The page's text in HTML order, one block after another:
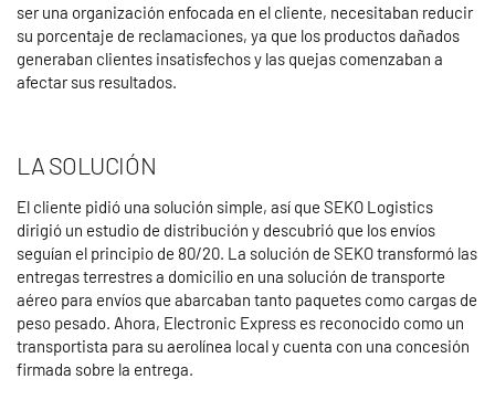
ser una organización enfocada en el cliente, necesitaban reducir
su porcentaje de reclamaciones, ya que los productos dañados
generaban clientes insatisfechos y las quejas comenzaban a
afectar sus resultados.
LA SOLUCIÓN
El cliente pidió una solución simple, así que SEKO Logistics
dirigió un estudio de distribución y descubrió que los envíos
seguían el principio de 80/20. La solución de SEKO transformó las
entregas terrestres a domicilio en una solución de transporte
aéreo para envíos que abarcaban tanto paquetes como cargas de
peso pesado. Ahora, Electronic Express es reconocido como un
transportista para su aerolínea local y cuenta con una concesión
firmada sobre la entrega.